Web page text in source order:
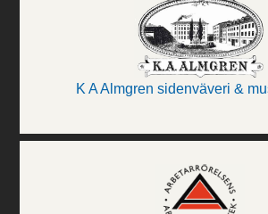
K A Almgren sidenväveri &